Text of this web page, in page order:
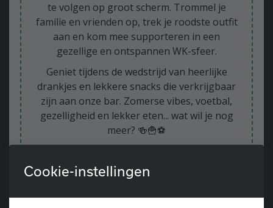
te volgen op groot scherm. Trommel je
familie en vrienden op, trek je roodste outfit
aan en kom mee supporteren in een
gezellige en ontspannen WK-sfeer.
Geniet tijdens de wedstrijd van heerlijke
drankjes en lekkere snacks die verkrijgbaar
zijn aan onze bar. Zomerse vibes, voetbal,
gezelligheid en lekker eten... wat wil je nog
meer? 🍻🍟⚽
de aftrap
, zodat je rustig kan toekomen en
alvast in de juiste sfeer kan komen.
📅 Noteer deze data alvast in je agenda:
Cookie-instellingen